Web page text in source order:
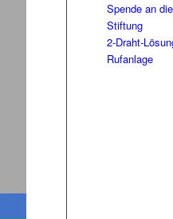
Spende an
Stiftung
2-Draht-
Rufanlage